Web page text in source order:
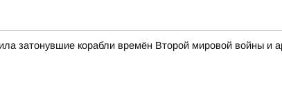
затонувшие корабли времён Второй мировой войны и